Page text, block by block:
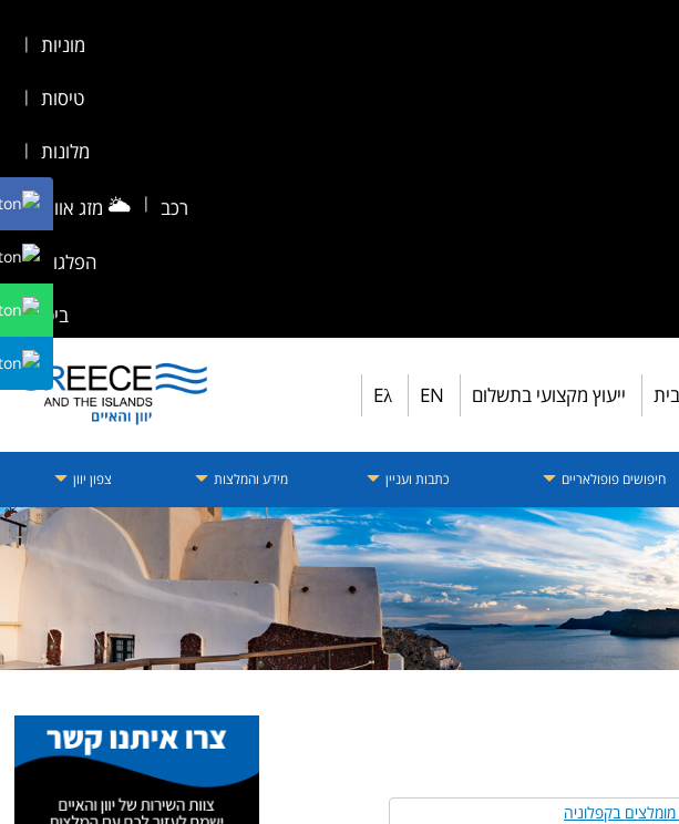
מוניות |
טיסות |
מלונות |
רכב |
🌥️ מזג אוויר |
הפלגות |
ביטוח
ייעוץ מקצועי בתשלום EN
Eλ
חיפושים פופולאריים כתבות ועניין מידע והמלצות צפון יוון
בקפלוניה